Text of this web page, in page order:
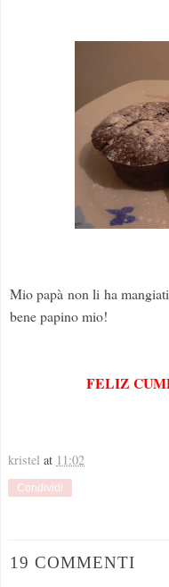
Mio papà non li ha
bene papino mio!
FELIZ
kristel at 11:02
Condividi
19 COMMENTI